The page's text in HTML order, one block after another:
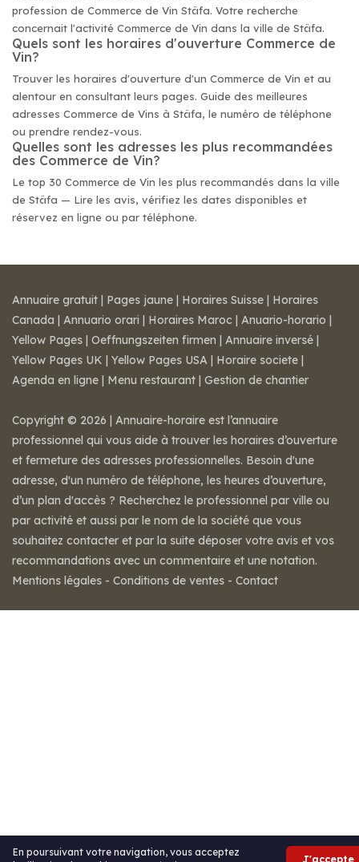
profession de Commerce de Vin Stäfa. Votre recherche
concernait l'activité Commerce de Vin dans la ville de Stäfa.
Quels sont les horaires d'ouverture Commerce de
Vin?
Trouver les horaires d'ouverture d'un Commerce de Vin et au
alentour en consultant leurs pages. Guide des meilleures
adresses Commerce de Vins à Stäfa, le numéro de téléphone
ou prendre rendez-vous.
Quelles sont les adresses les plus recommandées
des Commerce de Vin?
Le top 30 Commerce de Vin les plus recommandés dans la ville
de Stäfa — Lire les avis, vérifiez les dates disponibles et
réservez en ligne ou par téléphone.
En poursuivant votre navigation, vous acceptez
J'accepte
Annuaire gratuit | Pages jaune | Horaires Suisse | Horaires
Canada | Annuario orari | Horaires Maroc | Anuario-horario |
Yellow Pages | Oeffnungszeiten firmen | Annuaire inversé |
Yellow Pages UK | Yellow Pages USA | Horaire societe |
Agenda en ligne | Menu restaurant | Gestion de chantier
Copyright © 2026 | Annuaire-horaire est l’annuaire
professionnel qui vous aide à trouver les horaires d’ouverture
et fermeture des adresses professionnelles. Besoin d'une
adresse, d'un numéro de téléphone, les heures d’ouverture,
d’un plan d'accès ? Recherchez le professionnel par ville ou
par activité et aussi par le nom de la société que vous
souhaitez contacter et par la suite déposer votre avis et vos
recommandations avec un commentaire et une notation.
Mentions légales - Conditions de ventes - Contact